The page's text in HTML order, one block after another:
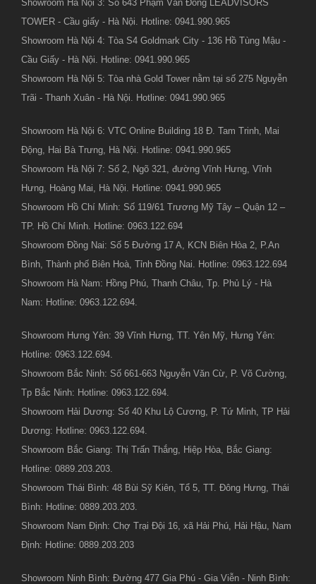
Showroom Hà Nội 3: Số 643 Phạm Văn Đồng LEADVISORS
TOWER - Cầu giấy - Hà Nội. Hotline: 0941.990.965
Showroom Hà Nội 4: Tòa S4 Goldmark City - 136 Hồ Tùng Mậu -
Cầu Giấy - Hà Nội. Hotline: 0941.990.965
Showroom Hà Nội 5: Tòa nhà Gold Tower nằm tại số 275 Nguyễn
Trãi - Thanh Xuân - Hà Nội. Hotline: 0941.990.965
Showroom Hà Nội 6: VTC Online Building 18 Đ. Tam Trinh, Mai
Động, Hai Bà Trưng, Hà Nội. Hotline: 0941.990.965
Showroom Hà Nội 7: Số 2, Ngõ 321, đường Vĩnh Hưng, Vĩnh
Hưng, Hoàng Mai, Hà Nội. Hotline: 0941.990.965
Showroom Hồ Chí Minh: Số 119/61 Trương Mỹ Tây – Quận 12 –
TP. Hồ Chí Minh. Hotline: 0963.122.694
Showroom Đồng Nai: Số 5 Đường 17 A, KCN Biên Hòa 2, P.An
Bình, Thành phố Biên Hoà, Tỉnh Đồng Nai. Hotline: 0963.122.694
Showroom Hà Nam: Hồng Phú, Thanh Châu, Tp. Phủ Lý - Hà
Nam: Hotline: 0963.122.694.
Showroom Hưng Yên: 39 Vĩnh Hưng, TT. Yên Mỹ, Hưng Yên:
Hotline: 0963.122.694.
Showroom Bắc Ninh: Số 661-663 Nguyễn Văn Cừ, P. Võ Cường,
Tp Bắc Ninh: Hotline: 0963.122.694.
Showroom Hải Dương: Số 40 Khu Lộ Cương, P. Tứ Minh, TP Hải
Dương: Hotline: 0963.122.694.
Showroom Bắc Giang: Thị Trấn Thắng, Hiệp Hòa, Bắc Giang:
Hotline: 0889.203.203.
Showroom Thái Bình: 48 Bùi Sỹ Kiên, Tổ 5, TT. Đông Hưng, Thái
Bình: Hotline: 0889.203.203.
Showroom Nam Định: Chợ Trại Đội 16, xã Hải Phú, Hải Hậu, Nam
Định: Hotline: 0889.203.203
Showroom Ninh Bình: Đường 477 Gia Phú - Gia Viễn - Ninh Bình: